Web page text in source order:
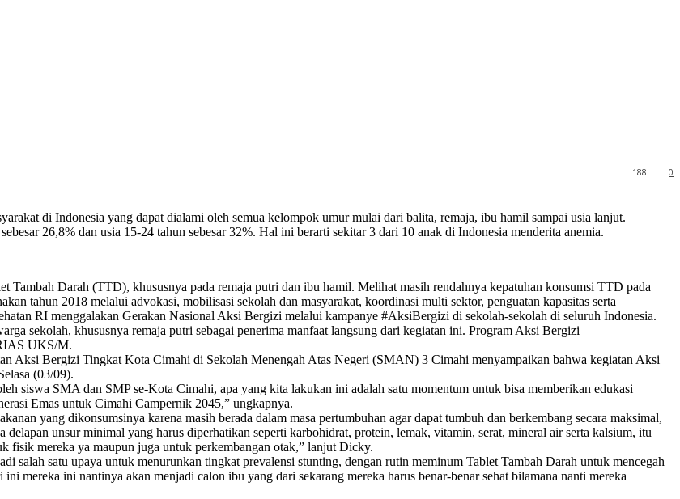
0
188
di Indonesia yang dapat dialami oleh semua kelompok umur mulai dari balita, remaja, ibu hamil sampai usia lanjut.
26,8% dan usia 15-24 tahun sebesar 32%. Hal ini berarti sekitar 3 dari 10 anak di Indonesia menderita anemia.
Tambah Darah (TTD), khususnya pada remaja putri dan ibu hamil. Melihat masih rendahnya kepatuhan konsumsi TTD pada
tahun 2018 melalui advokasi, mobilisasi sekolah dan masyarakat, koordinasi multi sektor, penguatan kapasitas serta
RI menggalakan Gerakan Nasional Aksi Bergizi melalui kampanye #AksiBergizi di sekolah-sekolah di seluruh Indonesia.
sekolah, khususnya remaja putri sebagai penerima manfaat langsung dari kegiatan ini. Program Aksi Bergizi
UKS/M.
Aksi Bergizi Tingkat Kota Cimahi di Sekolah Menengah Atas Negeri (SMAN) 3 Cimahi menyampaikan bahwa kegiatan Aksi
(03/09).
siswa SMA dan SMP se-Kota Cimahi, apa yang kita lakukan ini adalah satu momentum untuk bisa memberikan edukasi
Emas untuk Cimahi Campernik 2045,” ungkapnya.
yang dikonsumsinya karena masih berada dalam masa pertumbuhan agar dapat tumbuh dan berkembang secara maksimal,
unsur minimal yang harus diperhatikan seperti karbohidrat, protein, lemak, vitamin, serat, mineral air serta kalsium, itu
fisik mereka ya maupun juga untuk perkembangan otak,” lanjut Dicky.
salah satu upaya untuk menurunkan tingkat prevalensi stunting, dengan rutin meminum Tablet Tambah Darah untuk mencegah
mereka ini nantinya akan menjadi calon ibu yang dari sekarang mereka harus benar-benar sehat bilamana nanti mereka